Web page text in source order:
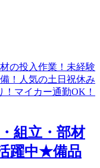
組立・部材
躍中★備品